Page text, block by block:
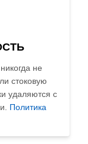
не
стоковую
удаляются с
Политика